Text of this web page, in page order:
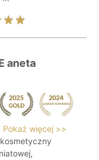
aneta
Pokaż więcej >>